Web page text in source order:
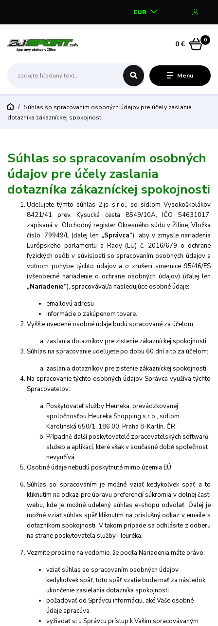
Menu
EUR
0
0 €
Súhlas so spracovaním osobných údajov pre účely zaslania
dotazníka zákazníckej spokojnosti
Súhlas so spracovaním osobných
údajov pre účely zaslania
dotazníka zákazníckej spokojnosti
Udeľujete týmto súhlas 2.js s.r.o., so sídlom Vysokoškolákov
8421/41 prev. Kysucká cesta 8549/10A, IČO 54631017,
zapísaná v Obchodný register Okresného súdu v Žiline, Vložka
číslo: 79949/L (ďalej len „Správca“), aby v zmysle nariadenia
Európskeho parlamentu a Rady (EÚ) č. 2016/679 o ochrane
fyzických osôb v súvislosti so spracovaním osobných údajov a
voľnom pohybe týchto údajov a o zrušení smernice 95/46/ES
(všeobecné nariadenie o ochrane osobných údajov) (ďalej len
„Nariadenie“), spracovával/a nasledujúce osobné údaje:
emailovú adresu
informácie o zakúpenom tovare.
Vyššie uvedené osobné údaje budú spracované za účelom:
zaslania dotazníkov pre zistenie zákazníckej spokojnosti
Súhlas na spracovanie udeľujete po dobu 60 dní a to za účelom:
zaslania dotazníkov pre zistenie zákazníckej spokojnosti
Na spracovanie týchto osobných údajov Správca využíva týchto
Spracovateľov:
Poskytovateľ služby Heureka, prevádzkovanej
spoločnosťou Heureka Shopping s.r.o., sídlom
Karolinská 650/1, 186 00, Praha 8-Karlín, ČR
Případně další poskytovatelé zpracovatelských softwarů,
služeb a aplikací, které však v současné době společnost
nevyužívá.
Osobné údaje nebudú poskytnuté mimo územia EÚ.
Súhlas so spracovaním je možné vziať kedykoľvek späť a to
kliknutím na odkaz pre úpravu preferencií súkromia v dolnej časti
webu, kde je možné udelený súhlas e-shopu odvolať. Ďalej je
možné vziať súhlas späť kliknutím na príslušný odkaz v emaile s
dotazníkom spokojnosti. V takom prípade sa odhlásite z odberu
na strane poskytovateľa služby Heuréka.
Vezmite prosíme na vedomie, že podľa Nariadenia máte právo:
vziať súhlas so spracovaním osobných údajov
kedykoľvek späť, toto späť vzatie bude mať za následok
ukončenie zasielania dotazníka spokojnosti
požadovať od Správcu informáciu, aké Vaše osobné
údaje spracúva
vyžiadať si u Správcu prístup k Vašim spracovávaným